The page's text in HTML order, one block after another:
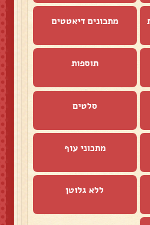
מתכונים דיאטטים
תוספות
סלטים
מתכוני עוף
ללא גלוטן